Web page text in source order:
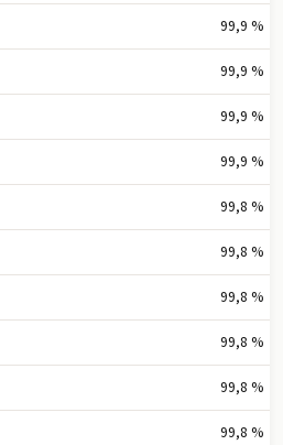
99,9 %
99,9 %
99,9 %
99,9 %
99,8 %
99,8 %
99,8 %
99,8 %
99,8 %
99,8 %